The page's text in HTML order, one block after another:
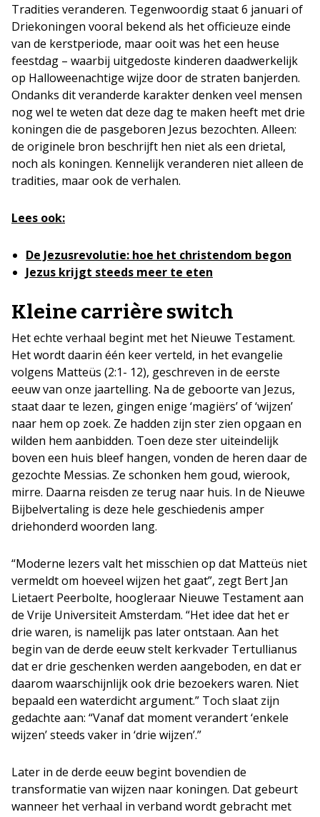
Tradities veranderen. Tegenwoordig staat 6 januari of
Driekoningen vooral bekend als het officieuze einde
van de kerstperiode, maar ooit was het een heuse
feestdag – waarbij uitgedoste kinderen daadwerkelijk
op Halloweenachtige wijze door de straten banjerden.
Ondanks dit veranderde karakter denken veel mensen
nog wel te weten dat deze dag te maken heeft met drie
koningen die de pasgeboren Jezus bezochten. Alleen:
de originele bron beschrijft hen niet als een drietal,
noch als koningen. Kennelijk veranderen niet alleen de
tradities, maar ook de verhalen.
Lees ook:
De Jezusrevolutie: hoe het christendom begon
Jezus krijgt steeds meer te eten
Kleine carrière switch
Het echte verhaal begint met het Nieuwe Testament.
Het wordt daarin één keer verteld, in het evangelie
volgens Matteüs (2:1- 12), geschreven in de eerste
eeuw van onze jaartelling. Na de geboorte van Jezus,
staat daar te lezen, gingen enige ‘magiërs’ of ‘wijzen’
naar hem op zoek. Ze hadden zijn ster zien opgaan en
wilden hem aanbidden. Toen deze ster uiteindelijk
boven een huis bleef hangen, vonden de heren daar de
gezochte Messias. Ze schonken hem goud, wierook,
mirre. Daarna reisden ze terug naar huis. In de Nieuwe
Bijbelvertaling is deze hele geschiedenis amper
driehonderd woorden lang.
“Moderne lezers valt het misschien op dat Matteüs niet
vermeldt om hoeveel wijzen het gaat”, zegt Bert Jan
Lietaert Peerbolte, hoogleraar Nieuwe Testament aan
de Vrije Universiteit Amsterdam. “Het idee dat het er
drie waren, is namelijk pas later ontstaan. Aan het
begin van de derde eeuw stelt kerkvader Tertullianus
dat er drie geschenken werden aangeboden, en dat er
daarom waarschijnlijk ook drie bezoekers waren. Niet
bepaald een waterdicht argument.” Toch slaat zijn
gedachte aan: “Vanaf dat moment verandert ‘enkele
wijzen’ steeds vaker in ‘drie wijzen’.”
Later in de derde eeuw begint bovendien de
transformatie van wijzen naar koningen. Dat gebeurt
wanneer het verhaal in verband wordt gebracht met